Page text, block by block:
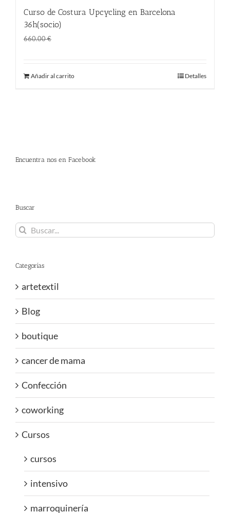
Curso de Costura Upcycling en Barcelona
36h(socio)
660.00€
era:
Añadir al carrito Detalles
Encuentra nos en Facebook
Buscar
Buscar:
Categorías
artetextil
Blog
boutique
cancer de mama
Confección
coworking
Cursos
cursos
intensivo
marroquinería